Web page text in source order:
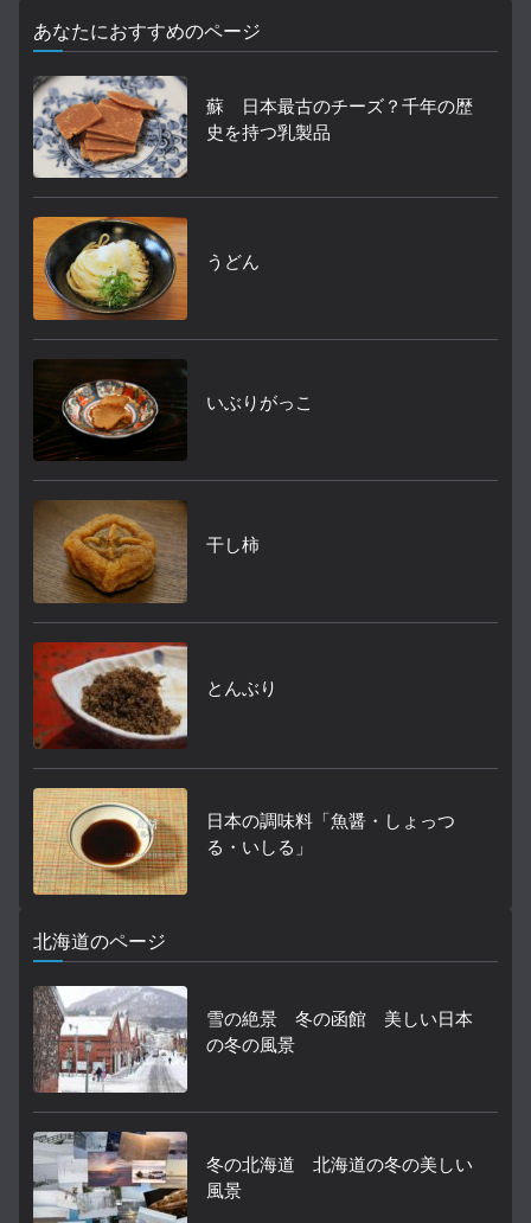
あなたにおすすめのページ
蘇 日本最古のチーズ？千年の歴
史を持つ乳製品
うどん
いぶりがっこ
干し柿
とんぶり
日本の調味料「魚醤・しょっつ
る・いしる」
北海道のページ
雪の絶景 冬の函館 美しい日本
の冬の風景
冬の北海道 北海道の冬の美しい
風景